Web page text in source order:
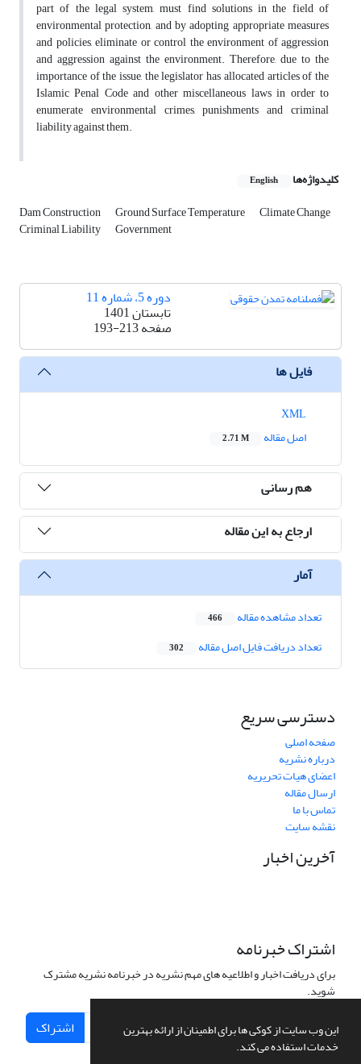
این وب سایت از کوکی ها برای اطمینان از ارائه بهترین
خدمات استفاده می کند.
part of the legal system, must find solutions in the field of
environmental protection, and by adopting appropriate measures
and policies, eliminate or control the environment of aggression
and aggression against the environment. Therefore, due to the
importance of the issue, the legislator has allocated articles of the
Islamic Penal Code and other miscellaneous laws in order to
enumerate environmental crimes, punishments and criminal
liability against them.
کلیدواژه‌ها English
Dam Construction Ground Surface Temperature Climate Change
Criminal Liability Government
دوره 5، شماره 11
تابستان 1401
صفحه193-213
فایل ها
اصل مقاله
2.71 M
هم رسانی
ارجاع به این مقاله
آمار
تعداد مشاهده مقاله 466
تعداد دریافت فایل اصل مقاله 302
دسترسی سریع
صفحه اصلی
درباره نشریه
اعضای هیات تحریریه
ارسال مقاله
تماس با ما
نقشه سایت
آخرین اخبار
اشتراک خبرنامه
برای دریافت اخبار و اطلاعیه های مهم نشریه در خبرنامه نشریه مشترک
شوید.
اشتراک